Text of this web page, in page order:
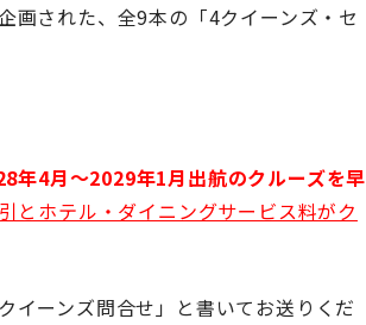
画された、全9本の「4クイーンズ・セ
年4月～2029年1月出航のクルーズを早
とホテル・ダイニングサービス料がク
イーンズ問合せ」と書いてお送りくだ